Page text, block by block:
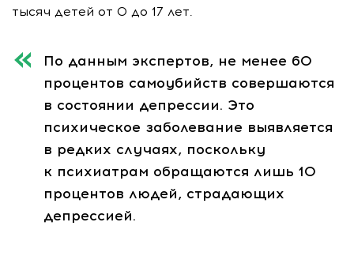
тысяч детей от 0 до 17 лет.
По данным экспертов, не менее 60
процентов самоубийств совершаются
в состоянии депрессии. Это
психическое заболевание выявляется
в редких случаях, поскольку
к психиатрам обращаются лишь 10
процентов людей, страдающих
депрессией.